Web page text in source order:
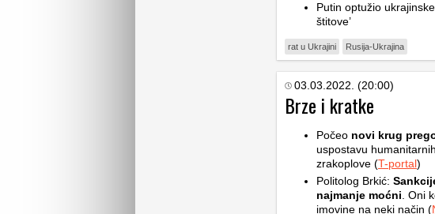
Putin optužio
štitove’
rat u Ukrajini Rusija-Ukrajina
03.03.2022. (20:00)
Brze i kratke
Počeo novi krug
uspostavu
zrakoplove (T-portal)
Politolog Brkić:
najmanje moćni. Oni
imovine na neki način (